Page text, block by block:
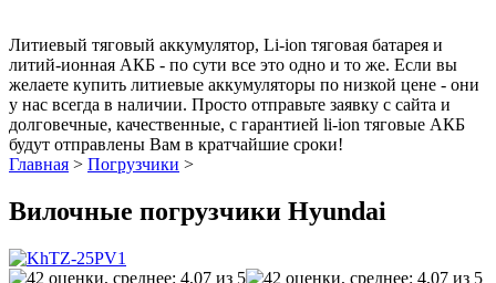
Литиевый тяговый аккумулятор, Li-ion тяговая батарея и
литий-ионная АКБ - по сути все это одно и то же. Если вы
желаете купить литиевые аккумуляторы по низкой цене - они
у нас всегда в наличии. Просто отправьте заявку с сайта и
долговечные, качественные, с гарантией li-ion тяговые АКБ
будут отправлены Вам в кратчайшие сроки!
Главная > Погрузчики >
Вилочные погрузчики Hyundai